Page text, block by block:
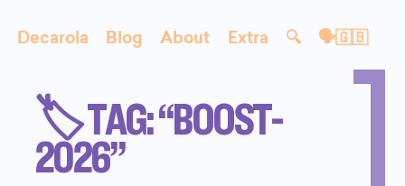
Decarola Blog About Extra 🔍 🗣🇬🇧
🏷️ TAG: “BOOST-
2026”